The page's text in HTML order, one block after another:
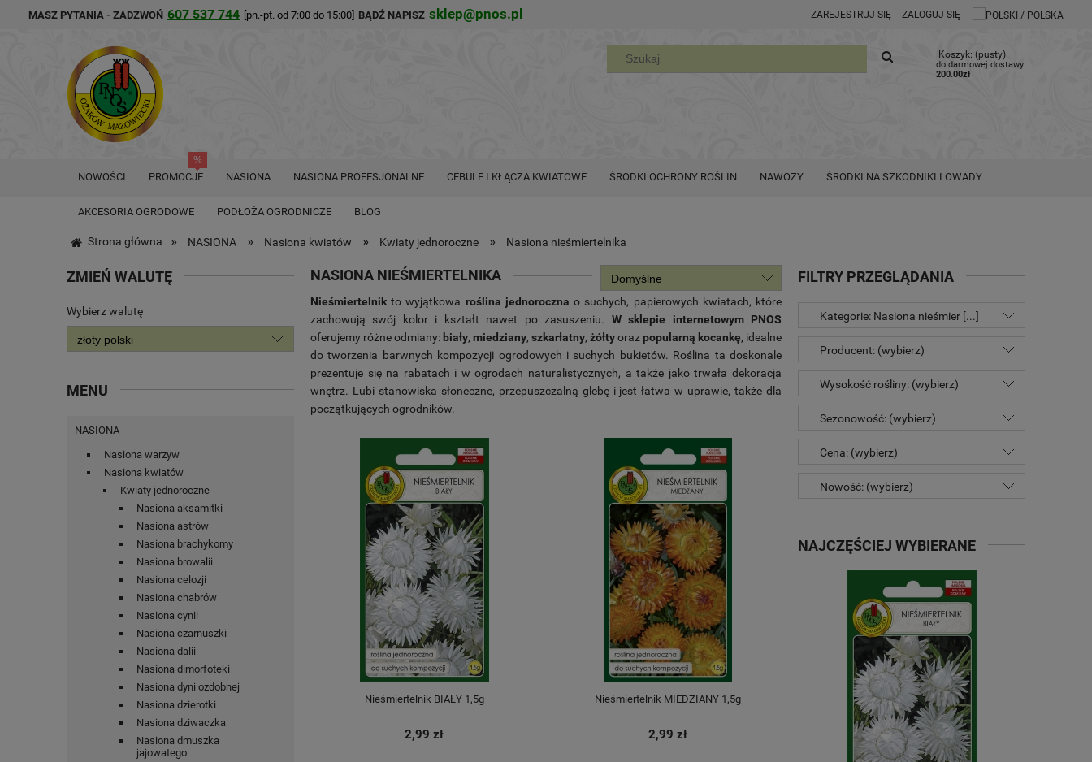
MASZ PYTANIA - ZADZWOŃ 607 537 744 [pn.-pt. od 7:00 do 15:00] BĄDŹ NAPISZ sklep@pnos.pl ZAREJESTRUJ SIĘ ZALOGUJ SIĘ
Koszyk: (pusty)
do darmowej dostawy:
200.00zł
NOWOŚCI PROMOCJE NASIONA NASIONA PROFESJONALNE CEBULE I KŁĄCZA KWIATOWE ŚRODKI OCHRONY ROŚLIN NAWOZY ŚRODKI NA SZKODNIKI I OWADY
AKCESORIA OGRODOWE PODŁOŻA OGRODNICZE BLOG
Strona główna » NASIONA » Nasiona kwiatów » Kwiaty jednoroczne » Nasiona nieśmiertelnika
ZMIEŃ WALUTĘ
Wybierz walutę
MENU
NASIONA
Nasiona warzyw
Nasiona kwiatów
Kwiaty jednoroczne
Nasiona aksamitki
Nasiona astrów
Nasiona brachykomy
Nasiona browalii
Nasiona celozji
Nasiona chabrów
Nasiona cynii
Nasiona czarnuszki
Nasiona dalii
Nasiona dimorfoteki
Nasiona dyni ozdobnej
Nasiona dzierotki
Nasiona dziwaczka
Nasiona dmuszka
jajowatego
NASIONA NIEŚMIERTELNIKA
Nieśmiertelnik to wyjątkowa roślina jednoroczna o suchych, papierowych kwiatach, które
zachowują swój kolor i kształt nawet po zasuszeniu. W sklepie internetowym PNOS
oferujemy różne odmiany: biały, miedziany, szkarłatny, żółtyorazpopularną kocankę, idealne
do tworzenia barwnych kompozycji ogrodowych i suchych bukietów. Roślina ta doskonale
prezentuje się na rabatach i w ogrodach naturalistycznych, a także jako trwała dekoracja
wnętrz. Lubi stanowiska słoneczne, przepuszczalną glebę i jest łatwa w uprawie, także dla
początkujących ogrodników.
Nieśmiertelnik BIAŁY 1,5g
2,99 zł
Nieśmiertelnik MIEDZIANY 1,5g
2,99 zł
FILTRY PRZEGLĄDANIA
Kategorie: Nasiona nieśmier [...]
Producent: (wybierz)
Wysokość rośliny: (wybierz)
Sezonowość: (wybierz)
Cena: (wybierz)
Nowość: (wybierz)
NAJCZĘŚCIEJ WYBIERANE